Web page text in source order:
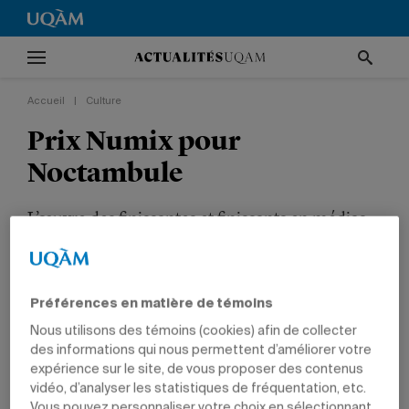
Accueil Culture
Prix Numix pour
Noctambule
L’œuvre des finissantes et finissants en médias
Premier événement du programme en médias interactifs
organisé sur le territoire lavallois, le projet Noctambule
Préférences en matière de témoins
Nous utilisons des témoins (cookies) afin de collecter
des informations qui nous permettent d’améliorer votre
expérience sur le site, de vous proposer des contenus
vidéo, d’analyser les statistiques de fréquentation, etc.